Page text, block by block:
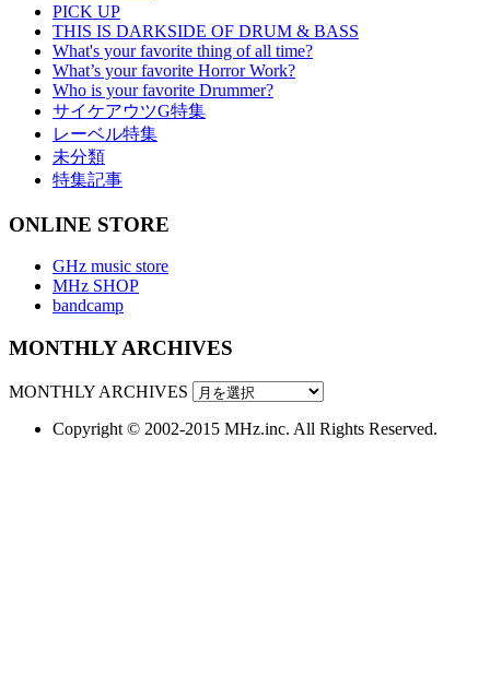
PICK UP
THIS IS DARKSIDE OF DRUM & BASS
What's your favorite thing of all time?
What’s your favorite Horror Work?
Who is your favorite Drummer?
サイケアウツG特集
レーベル特集
未分類
特集記事
ONLINE STORE
GHz music store
MHz SHOP
bandcamp
MONTHLY ARCHIVES
MONTHLY ARCHIVES
Copyright © 2002-2015 MHz.inc. All Rights Reserved.